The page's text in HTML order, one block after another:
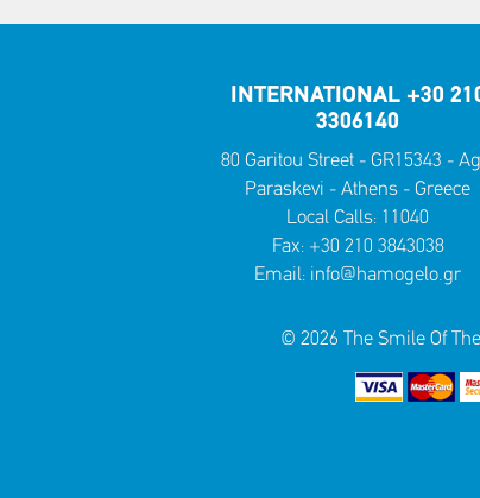
INTERNATIONAL +30
3306140
80 Garitou Street - GR15343 -
Paraskevi - Athens - Greece
Local Calls: 11040
Fax: +30 210 3843038
Email: info@hamogelo.gr
© 2026 The Smile Of